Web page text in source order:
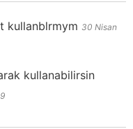
kullanblrmym 30 Nisan
kullanabilirsin